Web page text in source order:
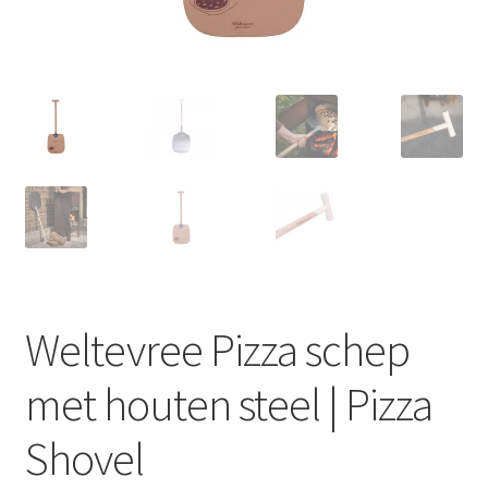
Weltevree Pizza schep
met houten steel | Pizza
Shovel